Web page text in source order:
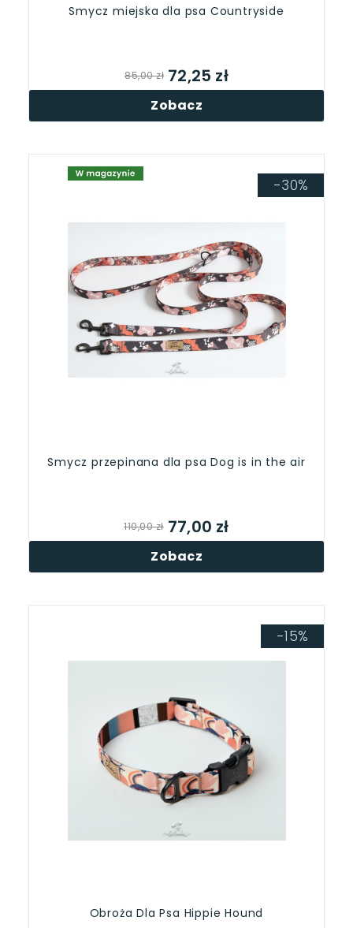
Smycz miejska dla psa Countryside
85,00 zł 72,25 zł
Zobacz
Smycz przepinana dla psa Dog is in the air
110,00 zł
-30%
77,00 zł
Zobacz
Obroża Dla Psa Hippie Hound
-15%